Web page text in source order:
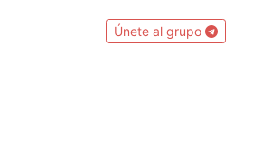
Únete al grupo